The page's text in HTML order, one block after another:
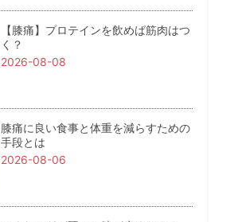
【膝痛】プロテインを飲めば筋肉はつ
く？
2026-08-08
膝痛に良い食事と体重を減らすための
手段とは
2026-08-06